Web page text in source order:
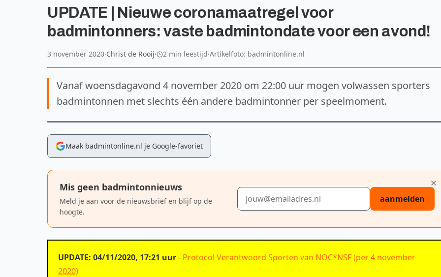
UPDATE | Nieuwe coronamaatregel voor
badmintonners: vaste badmintondate voor een avond!
3 november 2020·Christ de Rooij· 2 min leestijd·Artikelfoto: badmintonline.nl
Vanaf woensdagavond 4 november 2020 om 22:00 uur mogen volwassen sporters
badmintonnen met slechts één andere badmintonner per speelmoment.
Maak badmintonline.nl je Google-favoriet
Mis geen badmintonnieuws
Meld je aan voor de nieuwsbrief en blijf op de
hoogte.
E-mailadres
aanmelden
UPDATE: 04/11/2020, 17:21 uur- Protocol Verantwoord Sporten van NOC*NSF (per 4 november
2020)